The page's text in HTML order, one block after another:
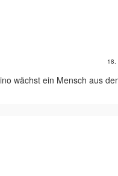
18.
wächst ein Mensch aus